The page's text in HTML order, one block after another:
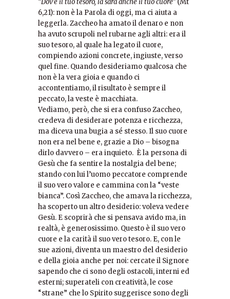
“Dov’è il tuo tesoro, là sarà anche il tuo cuore”(Mt
6,21): non è la Parola di oggi, ma ci aiuta a
leggerla. Zaccheo ha amato il denaro e non
ha avuto scrupoli nel rubarne agli altri: era il
suo tesoro, al quale ha legato il cuore,
compiendo azioni concrete, ingiuste, verso
quel fine. Quando desideriamo qualcosa che
non è la vera gioia e quando ci
accontentiamo, il risultato è sempre il
peccato, la veste è macchiata.
Vediamo, però, che si era confuso Zaccheo,
credeva di desiderare potenza e ricchezza,
ma diceva una bugia a sé stesso. Il suo cuore
non era nel bene e, grazie a Dio – bisogna
dirlo davvero – era inquieto. È la persona di
Gesù che fa sentire la nostalgia del bene;
stando con lui l’uomo peccatore comprende
il suo vero valore e cammina con la “veste
bianca”. Così Zaccheo, che amava la ricchezza,
ha scoperto un altro desiderio: voleva vedere
Gesù. E scoprirà che si pensava avido ma, in
realtà, è generosissimo. Questo è il suo vero
cuore e la carità il suo vero tesoro. E, con le
sue azioni, diventa un maestro del desiderio
e della gioia anche per noi: cercate il Signore
sapendo che ci sono degli ostacoli, interni ed
esterni; superateli con creatività, le cose
“strane” che lo Spirito suggerisce sono degli